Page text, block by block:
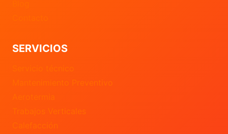
SERVICIOS
Mantenimiento Preventivo
Trabajos Verticales
Calefacción